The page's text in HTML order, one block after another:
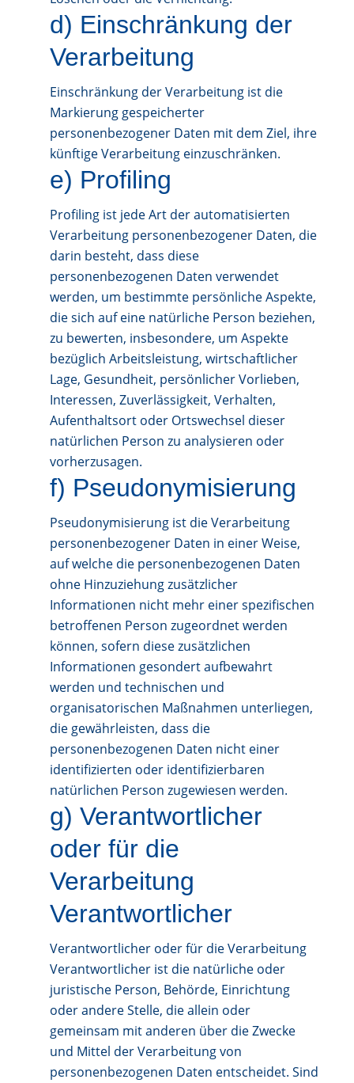
d) Einschränkung der
Verarbeitung
Einschränkung der Verarbeitung ist die
Markierung gespeicherter
personenbezogener Daten mit dem Ziel, ihre
künftige Verarbeitung einzuschränken.
e) Profiling
Profiling ist jede Art der automatisierten
Verarbeitung personenbezogener Daten, die
darin besteht, dass diese
personenbezogenen Daten verwendet
werden, um bestimmte persönliche Aspekte,
die sich auf eine natürliche Person beziehen,
zu bewerten, insbesondere, um Aspekte
bezüglich Arbeitsleistung, wirtschaftlicher
Lage, Gesundheit, persönlicher Vorlieben,
Interessen, Zuverlässigkeit, Verhalten,
Aufenthaltsort oder Ortswechsel dieser
natürlichen Person zu analysieren oder
vorherzusagen.
f) Pseudonymisierung
Pseudonymisierung ist die Verarbeitung
personenbezogener Daten in einer Weise,
auf welche die personenbezogenen Daten
ohne Hinzuziehung zusätzlicher
Informationen nicht mehr einer spezifischen
betroffenen Person zugeordnet werden
können, sofern diese zusätzlichen
Informationen gesondert aufbewahrt
werden und technischen und
organisatorischen Maßnahmen unterliegen,
die gewährleisten, dass die
personenbezogenen Daten nicht einer
identifizierten oder identifizierbaren
natürlichen Person zugewiesen werden.
g) Verantwortlicher
oder für die
Verarbeitung
Verantwortlicher
Verantwortlicher oder für die Verarbeitung
Verantwortlicher ist die natürliche oder
juristische Person, Behörde, Einrichtung
oder andere Stelle, die allein oder
gemeinsam mit anderen über die Zwecke
und Mittel der Verarbeitung von
personenbezogenen Daten entscheidet. Sind